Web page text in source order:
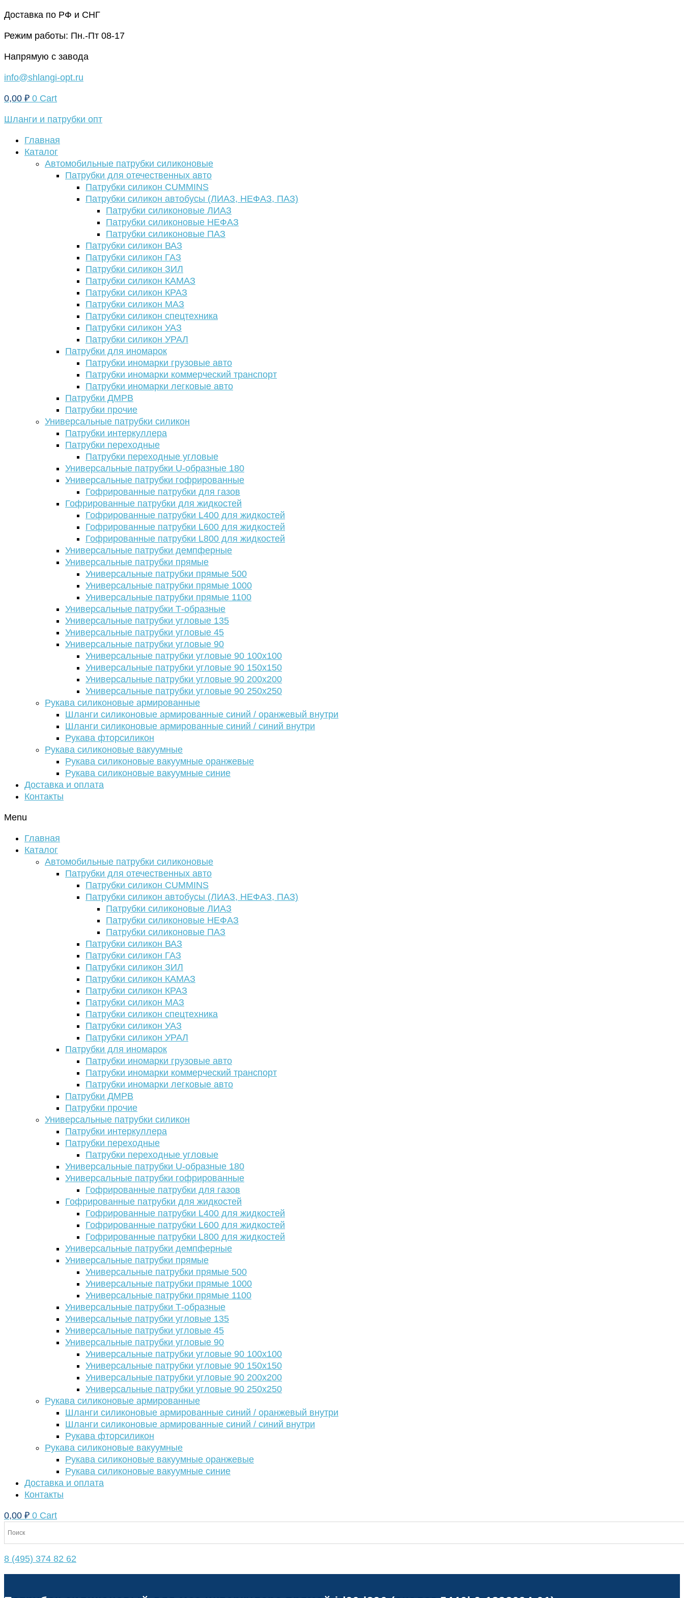
Перейти
содержимому
Доставка по РФ и СНГ
Режим работы: Пн.-Пт 08-17
Напрямую с завода
info@shlangi-opt.ru
0,00 ₽ 0 Cart
Шланги и патрубки опт
Главная
Каталог
Автомобильные патрубки силиконовые
Патрубки для отечественных авто
Патрубки силикон CUMMINS
Патрубки силикон автобусы (ЛИАЗ, НЕФАЗ, ПАЗ)
Патрубки силиконовые ЛИАЗ
Патрубки силиконовые НЕФАЗ
Патрубки силиконовые ПАЗ
Патрубки силикон ВАЗ
Патрубки силикон ГАЗ
Патрубки силикон ЗИЛ
Патрубки силикон КАМАЗ
Патрубки силикон КРАЗ
Патрубки силикон МАЗ
Патрубки силикон спецтехника
Патрубки силикон УАЗ
Патрубки силикон УРАЛ
Патрубки для иномарок
Патрубки иномарки грузовые авто
Патрубки иномарки коммерческий транспорт
Патрубки иномарки легковые авто
Патрубки ДМРВ
Патрубки прочие
Универсальные патрубки силикон
Патрубки интеркуллера
Патрубки переходные
Патрубки переходные угловые
Универсальные патрубки U-образные 180
Универсальные патрубки гофрированные
Гофрированные патрубки для газов
Гофрированные патрубки для жидкостей
Гофрированные патрубки L400 для жидкостей
Гофрированные патрубки L600 для жидкостей
Гофрированные патрубки L800 для жидкостей
Универсальные патрубки демпферные
Универсальные патрубки прямые
Универсальные патрубки прямые 500
Универсальные патрубки прямые 1000
Универсальные патрубки прямые 1100
Универсальные патрубки Т-образные
Универсальные патрубки угловые 135
Универсальные патрубки угловые 45
Универсальные патрубки угловые 90
Универсальные патрубки угловые 90 100х100
Универсальные патрубки угловые 90 150х150
Универсальные патрубки угловые 90 200х200
Универсальные патрубки угловые 90 250х250
Рукава силиконовые армированные
Шланги силиконовые армированные синий / оранжевый внутри
Шланги силиконовые армированные синий / синий внутри
Рукава фторсиликон
Рукава силиконовые вакуумные
Рукава силиконовые вакуумные оранжевые
Рукава силиконовые вакуумные синие
Доставка и оплата
Контакты
Menu
Главная
Каталог
Автомобильные патрубки силиконовые
Патрубки для отечественных авто
Патрубки силикон CUMMINS
Патрубки силикон автобусы (ЛИАЗ, НЕФАЗ, ПАЗ)
Патрубки силиконовые ЛИАЗ
Патрубки силиконовые НЕФАЗ
Патрубки силиконовые ПАЗ
Патрубки силикон ВАЗ
Патрубки силикон ГАЗ
Патрубки силикон ЗИЛ
Патрубки силикон КАМАЗ
Патрубки силикон КРАЗ
Патрубки силикон МАЗ
Патрубки силикон спецтехника
Патрубки силикон УАЗ
Патрубки силикон УРАЛ
Патрубки для иномарок
Патрубки иномарки грузовые авто
Патрубки иномарки коммерческий транспорт
Патрубки иномарки легковые авто
Патрубки ДМРВ
Патрубки прочие
Универсальные патрубки силикон
Патрубки интеркуллера
Патрубки переходные
Патрубки переходные угловые
Универсальные патрубки U-образные 180
Универсальные патрубки гофрированные
Гофрированные патрубки для газов
Гофрированные патрубки для жидкостей
Гофрированные патрубки L400 для жидкостей
Гофрированные патрубки L600 для жидкостей
Гофрированные патрубки L800 для жидкостей
Универсальные патрубки демпферные
Универсальные патрубки прямые
Универсальные патрубки прямые 500
Универсальные патрубки прямые 1000
Универсальные патрубки прямые 1100
Универсальные патрубки Т-образные
Универсальные патрубки угловые 135
Универсальные патрубки угловые 45
Универсальные патрубки угловые 90
Универсальные патрубки угловые 90 100х100
Универсальные патрубки угловые 90 150х150
Универсальные патрубки угловые 90 200х200
Универсальные патрубки угловые 90 250х250
Рукава силиконовые армированные
Шланги силиконовые армированные синий / оранжевый внутри
Шланги силиконовые армированные синий / синий внутри
Рукава фторсиликон
Рукава силиконовые вакуумные
Рукава силиконовые вакуумные оранжевые
Рукава силиконовые вакуумные синие
Доставка и оплата
Контакты
0,00 ₽ 0 Cart
8 (495) 374 82 62